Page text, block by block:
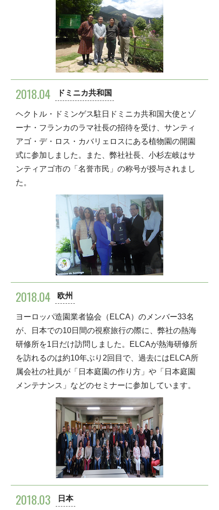
2018.04 ドミニカ共和国
ヘクトル・ドミンゲス駐日ドミニカ共和国大使とゾ
ーナ・フランカのラマ社長の招待を受け、サンティ
アゴ・デ・ロス・カバリェロスにある植物園の開園
式に参加しました。また、弊社社長、小杉左岐はサ
ンティアゴ市の「名誉市民」の称号が授与されまし
た。
2018.04 欧州
ヨーロッパ造園業者協会（ELCA）のメンバー33名
が、日本での10日間の視察旅行の際に、弊社の熱海
研修所を1日だけ訪問しました。ELCAが熱海研修所
を訪れるのは約10年ぶり2回目で、過去にはELCA所
属会社の社員が「日本庭園の作り方」や「日本庭園
メンテナンス」などのセミナーに参加しています。
2018.03 日本